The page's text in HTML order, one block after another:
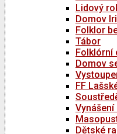
Lidový
Domov
Folklor
Tábor
Folklórní
Domov
FF
Vynášení
Dětské